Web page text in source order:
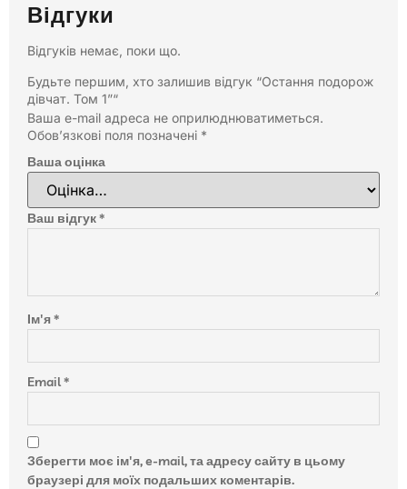
Відгуки
Відгуків немає, поки що.
Будьте першим, хто залишив відгук “Остання подорож
дівчат. Том 1”“
Ваша e-mail адреса не оприлюднюватиметься.
Обов’язкові поля позначені *
Ваша оцінка
Ваш відгук*
Ім'я*
Email*
Зберегти моє ім'я, e-mail, та адресу сайту в цьому
браузері для моїх подальших коментарів.